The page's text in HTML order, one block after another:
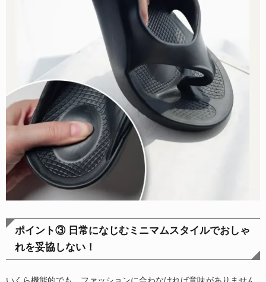
ポイント③ 日常になじむミニマムスタイルでおしゃ
れを妥協しない！